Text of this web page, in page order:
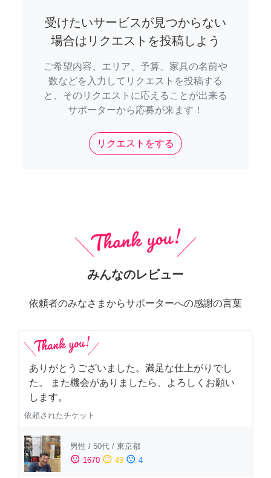
受けたいサービスが見つからない
場合はリクエストを投稿しよう
ご希望内容、エリア、予算、家具の名前や
数などを入力してリクエストを投稿する
と、そのリクエストに応えることが出来る
サポーターから応募が来ます！
リクエストをする
みんなのレビュー
依頼者のみなさまからサポーターへの感謝の言葉
ありがとうございました。満足な仕上がりでし
た。 また機会がありましたら、よろしくお願い
します。
依頼されたチケット
男性 / 50代 / 東京都
sentiment_satisfied 1670 sentiment_neutral 49 sentiment_dissatisfied 4